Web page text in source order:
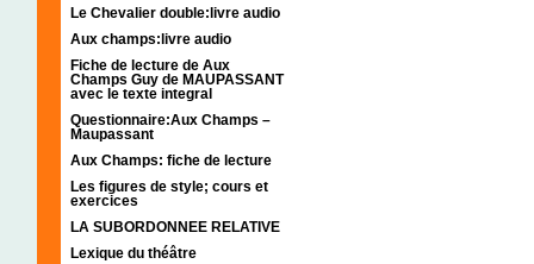
Le Chevalier double:livre audio
Aux champs:livre audio
Fiche de lecture de Aux
Champs Guy de MAUPASSANT
avec le texte integral
Questionnaire:Aux Champs –
Maupassant
Aux Champs: fiche de lecture
Les figures de style; cours et
exercices
LA SUBORDONNEE RELATIVE
Lexique du théâtre